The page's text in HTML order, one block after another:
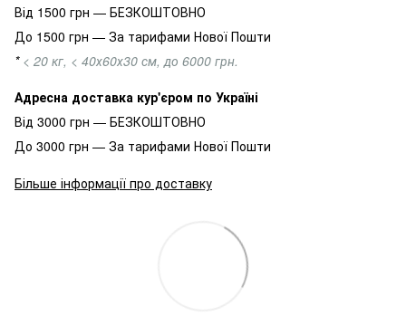
Від 1500 грн — БЕЗКОШТОВНО
До 1500 грн — За тарифами Нової Пошти
* < 20 кг, < 40х60х30 см, до 6000 грн.
Адресна доставка кур'єром по Україні
Від 3000 грн — БЕЗКОШТОВНО
До 3000 грн — За тарифами Нової Пошти
Більше інформації про доставку